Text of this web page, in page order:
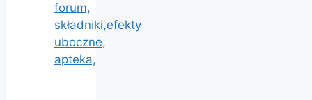
forum,
składniki,efekty
uboczne,
apteka,